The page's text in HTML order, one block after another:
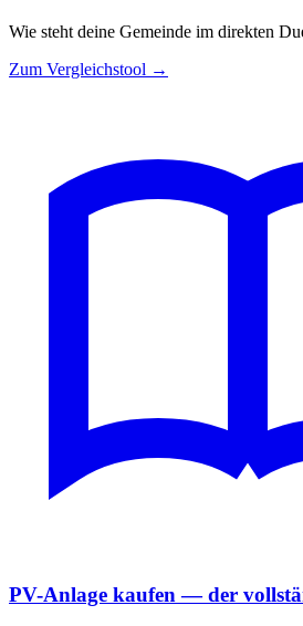
Wie steht deine Gemeinde im direkten
Zum Vergleichstool →
PV-Anlage kaufen — der